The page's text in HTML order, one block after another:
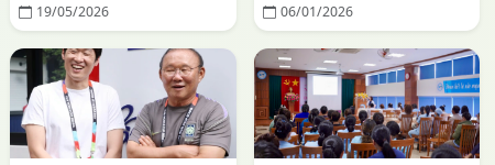
19/05/2026
06/01/2026